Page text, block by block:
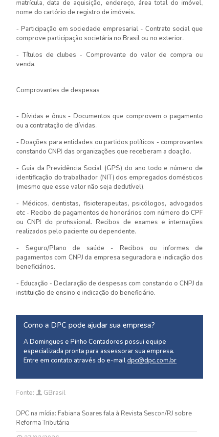
matrícula, data de aquisição, endereço, área total do imóvel,
nome do cartório de registro de imóveis.
- Participação em sociedade empresarial - Contrato social que
comprove participação societária no Brasil ou no exterior.
- Títulos de clubes - Comprovante do valor de compra ou
venda.
Comprovantes de despesas
- Dívidas e ônus - Documentos que comprovem o pagamento
ou a contratação de dívidas.
- Doações para entidades ou partidos políticos - comprovantes
constando CNPJ das organizações que receberam a doação.
- Guia da Previdência Social (GPS) do ano todo e número de
identificação do trabalhador (NIT) dos empregados domésticos
(mesmo que esse valor não seja dedutível).
- Médicos, dentistas, fisioterapeutas, psicólogos, advogados
etc - Recibo de pagamentos de honorários com número do CPF
ou CNPJ do profissional. Recibos de exames e internações
realizados pelo paciente ou dependente.
- Seguro/Plano de saúde - Recibos ou informes de
pagamentos com CNPJ da empresa seguradora e indicação dos
beneficiários.
- Educação - Declaração de despesas com constando o CNPJ da
instituição de ensino e indicação do beneficiário.
Como a DPC pode ajudar sua empresa?
A Domingues e Pinho Contadores possui equipe
especializada pronta para assessorar sua empresa.
Entre em contato através do e-maildpc@dpc.com.br
Fonte: GBrasil
DPC na mídia: Fabiana Soares fala à Revista Sescon/RJ sobre
Reforma Tributária